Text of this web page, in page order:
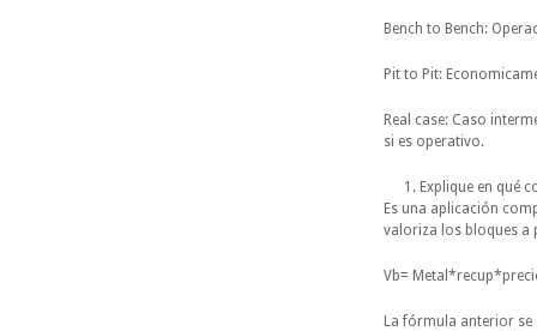
Bench to Bench:
Pit to Pit:
Real case: Caso
si es operativo.
Explique en qué
Es una aplicación
valoriza los bloques a
Vb=
La fórmula anterior se